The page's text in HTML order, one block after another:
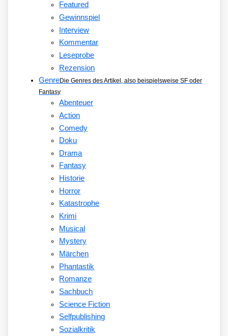
Featured
Gewinnspiel
Interview
Kommentar
Leseprobe
Rezension
GenreDie Genres des Artikel, also beispielsweise SF oder
Fantasy
Abenteuer
Action
Comedy
Doku
Drama
Fantasy
Historie
Horror
Katastrophe
Krimi
Musical
Mystery
Märchen
Phantastik
Romanze
Sachbuch
Science Fiction
Selfpublishing
Sozialkritik